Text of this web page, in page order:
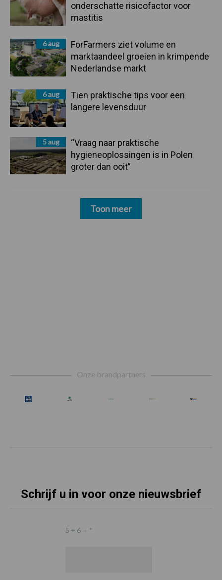
onderschatte risicofactor voor
mastitis
6 aug
ForFarmers ziet volume en
marktaandeel groeien in krimpende
Nederlandse markt
6 aug
Tien praktische tips voor een
langere levensduur
5 aug
“Vraag naar praktische
hygieneoplossingen is in Polen
groter dan ooit”
Toon meer
Onze brandpartners
Schrijf u in voor onze nieuwsbrief
5 + 6 = *